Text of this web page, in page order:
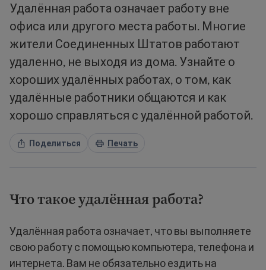
Удалённая работа означает работу вне
офиса или другого места работы. Многие
жители Соединенных Штатов работают
удаленно, не выходя из дома. Узнайте о
хороших удалённых работах, о том, как
удалённые работники общаются и как
хорошо справляться с удалённой работой.
Поделиться Печать
Что такое удалённая работа?
Удалённая работа означает, что вы выполняете
свою работу с помощью компьютера, телефона и
интернета. Вам не обязательно ездить на